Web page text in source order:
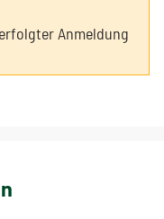
Anmeldung